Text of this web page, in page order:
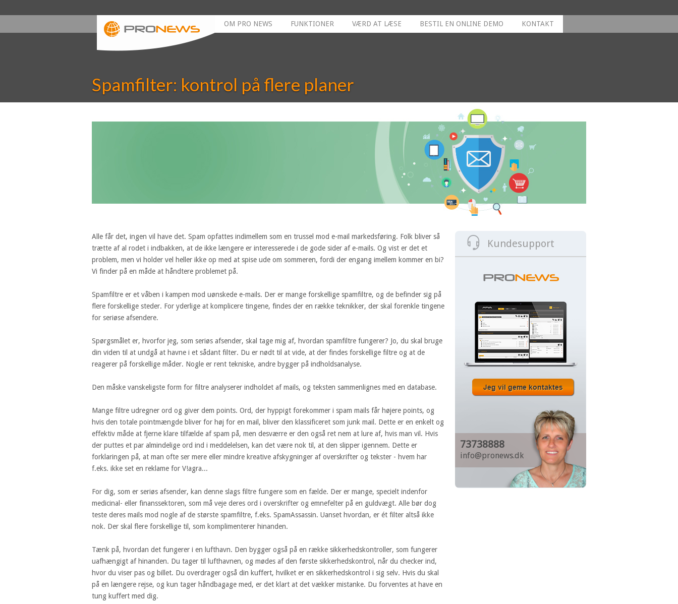
OM PRO NEWS FUNKTIONER VÆRD AT LÆSE BESTIL EN ONLINE DEMO KONTAKT
Spamfilter: kontrol på flere planer
Alle får det, ingen vil have det. Spam opfattes indimellem som en trussel mod e-mail markedsføring. Folk bliver så
trætte af al rodet i indbakken, at de ikke længere er interesserede i de gode sider af e-mails. Og vist er det et
problem, men vi holder vel heller ikke op med at spise ude om sommeren, fordi der engang imellem kommer en bi?
Vi finder på en måde at håndtere problemet på.
Spamfiltre er et våben i kampen mod uønskede e-mails. Der er mange forskellige spamfiltre, og de befinder sig på
flere forskellige steder. For yderlige at komplicere tingene, findes der en række teknikker, der skal forenkle tingene
for seriøse afsendere.
Spørgsmålet er, hvorfor jeg, som seriøs afsender, skal tage mig af, hvordan spamfiltre fungerer? Jo, du skal bruge
din viden til at undgå at havne i et sådant filter. Du er nødt til at vide, at der findes forskellige filtre og at de
reagerer på forskellige måder. Nogle er rent tekniske, andre bygger på indholdsanalyse.
Den måske vanskeligste form for filtre analyserer indholdet af mails, og teksten sammenlignes med en database.
Mange filtre udregner ord og giver dem points. Ord, der hyppigt forekommer i spam mails får højere points, og
hvis den totale pointmængde bliver for høj for en mail, bliver den klassificeret som junk mail. Dette er en enkelt og
effektiv måde at fjerne klare tilfælde af spam på, men desværre er den også ret nem at lure af, hvis man vil. Hvis
der puttes et par almindelige ord ind i meddelelsen, kan det være nok til, at den slipper igennem. Dette er
forklaringen på, at man ofte ser mere eller mindre kreative afskygninger af overskrifter og tekster - hvem har
f.eks. ikke set en reklame for V!agra...
For dig, som er seriøs afsender, kan denne slags filtre fungere som en fælde. Der er mange, specielt indenfor
medicinal- eller finanssektoren, som må veje deres ord i overskrifter og emnefelter på en guldvægt. Alle bør dog
teste deres mails mod nogle af de største spamfiltre, f.eks. SpamAssassin. Uanset hvordan, er ét filter altså ikke
nok. Der skal flere forskellige til, som komplimenterer hinanden.
Tænk på, hvordan det fungerer i en lufthavn. Den bygger også på en række sikkerhedskontroller, som fungerer
uafhængigt af hinanden. Du tager til lufthavnen, og mødes af den første sikkerhedskontrol, når du checker ind,
hvor du viser pas og billet. Du overdrager også din kuffert, hvilket er en sikkerhedskontrol i sig selv. Hvis du skal
på en længere rejse, og kun tager håndbagage med, er det klart at det vækker mistanke. Du forventes at have en
tung kuffert med dig.
Kundesupport
73738888
info@pronews.dk